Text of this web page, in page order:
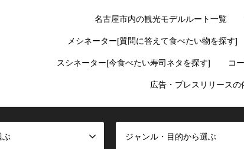
名古屋市内の観光モデルルート一覧
メシネーター[質問に答えて食べたい物を探す]
スシネーター[今食べたい寿司ネタを探す] コ
広告・プレスリリース
ぶ ジャンル・目的から選ぶ